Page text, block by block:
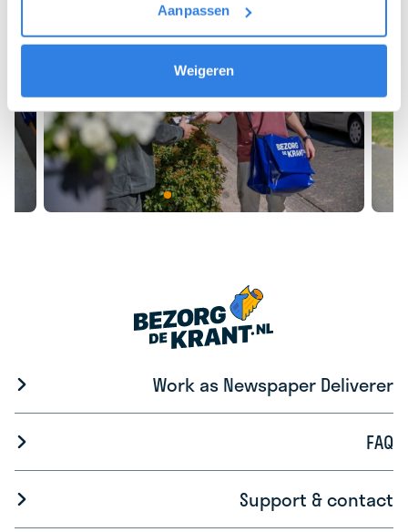
Aanpassen
Weigeren
Work as Newspaper Deliverer
FAQ
Support & contact